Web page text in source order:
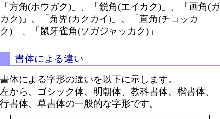
「方角(ホウガク)」、「鋭角(エイカク)」、「画角(ガ
カク)」、「角界(カクカイ)」、「直角(チョッカ
ク)」、「鼠牙雀角(ソガジャッカク)」
書体による違い
書体による字形の違いを以下に示します。
左から、ゴシック体、明朝体、教科書体、楷書体、
行書体、草書体の一般的な字形です。